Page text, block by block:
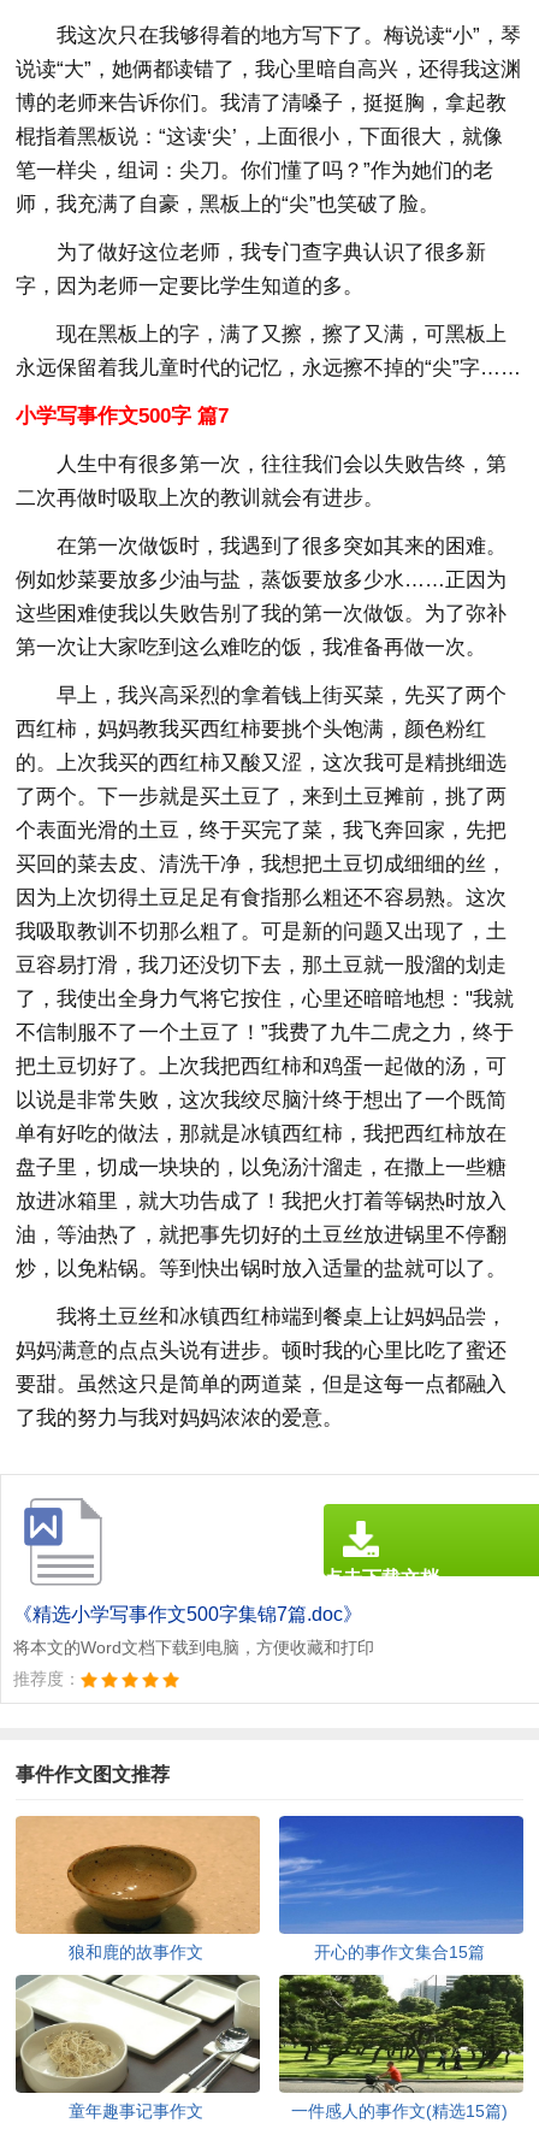
我这次只在我够得着的地方写下了。梅说读“小”，琴
说读“大”，她俩都读错了，我心里暗自高兴，还得我这渊
博的老师来告诉你们。我清了清嗓子，挺挺胸，拿起教
棍指着黑板说：“这读‘尖’，上面很小，下面很大，就像
笔一样尖，组词：尖刀。你们懂了吗？”作为她们的老
师，我充满了自豪，黑板上的“尖”也笑破了脸。
为了做好这位老师，我专门查字典认识了很多新
字，因为老师一定要比学生知道的多。
现在黑板上的字，满了又擦，擦了又满，可黑板上
永远保留着我儿童时代的记忆，永远擦不掉的“尖”字……
小学写事作文500字 篇7
人生中有很多第一次，往往我们会以失败告终，第
二次再做时吸取上次的教训就会有进步。
在第一次做饭时，我遇到了很多突如其来的困难。
例如炒菜要放多少油与盐，蒸饭要放多少水……正因为
这些困难使我以失败告别了我的第一次做饭。为了弥补
第一次让大家吃到这么难吃的饭，我准备再做一次。
早上，我兴高采烈的拿着钱上街买菜，先买了两个
西红柿，妈妈教我买西红柿要挑个头饱满，颜色粉红
的。上次我买的西红柿又酸又涩，这次我可是精挑细选
了两个。下一步就是买土豆了，来到土豆摊前，挑了两
个表面光滑的土豆，终于买完了菜，我飞奔回家，先把
买回的菜去皮、清洗干净，我想把土豆切成细细的丝，
因为上次切得土豆足足有食指那么粗还不容易熟。这次
我吸取教训不切那么粗了。可是新的问题又出现了，土
豆容易打滑，我刀还没切下去，那土豆就一股溜的划走
了，我使出全身力气将它按住，心里还暗暗地想："我就
不信制服不了一个土豆了！”我费了九牛二虎之力，终于
把土豆切好了。上次我把西红柿和鸡蛋一起做的汤，可
以说是非常失败，这次我绞尽脑汁终于想出了一个既简
单有好吃的做法，那就是冰镇西红柿，我把西红柿放在
盘子里，切成一块块的，以免汤汁溜走，在撒上一些糖
放进冰箱里，就大功告成了！我把火打着等锅热时放入
油，等油热了，就把事先切好的土豆丝放进锅里不停翻
炒，以免粘锅。等到快出锅时放入适量的盐就可以了。
我将土豆丝和冰镇西红柿端到餐桌上让妈妈品尝，
妈妈满意的点点头说有进步。顿时我的心里比吃了蜜还
要甜。虽然这只是简单的两道菜，但是这每一点都融入
了我的努力与我对妈妈浓浓的爱意。
《精选小学写事作文500字集锦7篇.doc》
将本文的Word文档下载到电脑，方便收藏和打印
推荐度：
点击下载文档
文档为doc格式
事件作文图文推荐
狼和鹿的故事作文 开心的事作文集合15篇
童年趣事记事作文 一件感人的事作文(精选15篇)